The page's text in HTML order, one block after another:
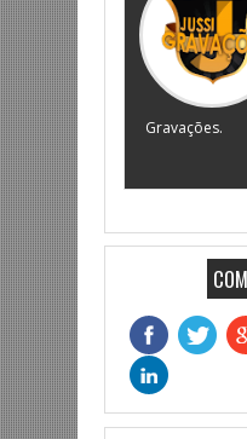
Gravações.